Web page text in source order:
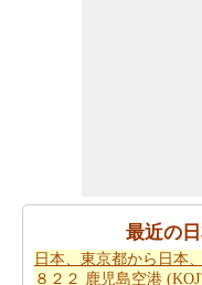
日本、東京都
時間を得ることがで
最近の
日本、東京都から日本
８２２ 鹿児島空港